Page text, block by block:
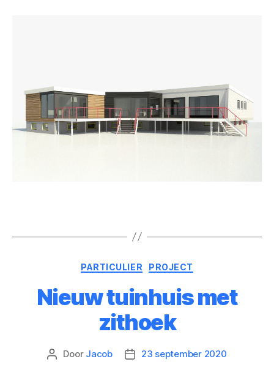
PARTICULIER PROJECT
Nieuw tuinhuis met
zithoek
Door Jacob 23 september 2020